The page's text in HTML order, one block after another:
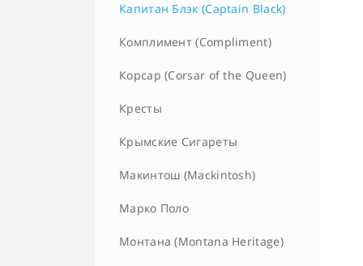
Капитан Блэк (Captain Black)
Комплимент (Compliment)
Корсар (Corsar of the Queen)
Кресты
Крымские Сигареты
Макинтош (Mackintosh)
Марко Поло
Монтана (Montana Heritage)